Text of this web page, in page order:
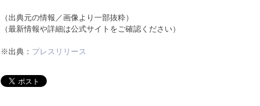
（出典元の情報／画像より一部抜粋）
（最新情報や詳細は公式サイトをご確認ください）
※出典： プレスリリース